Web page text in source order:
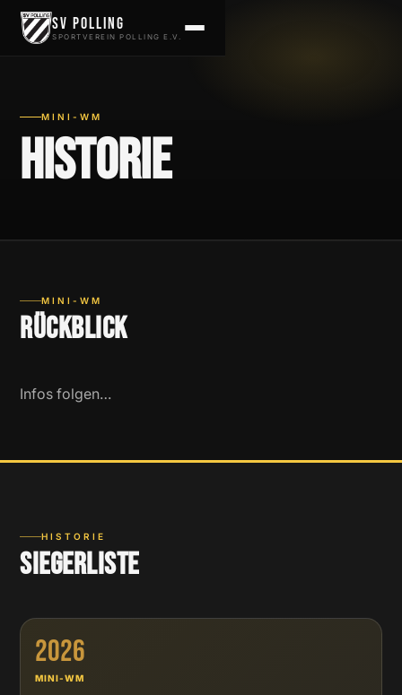
Zum Inhalt springen
SV Polling
SPORTVEREIN POLLING E.V.
MINI-WM
Historie
MINI-WM
Rückblick
Infos folgen…
HISTORIE
Siegerliste
2026
MINI-WM